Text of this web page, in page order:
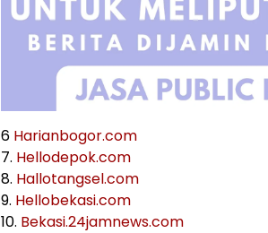
6 Harianbogor.com
7. Hellodepok.com
8. Hallotangsel.com
9. Hellobekasi.com
10. Bekasi.24jamnews.com